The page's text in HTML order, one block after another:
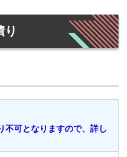
り
不可となりますので、詳し